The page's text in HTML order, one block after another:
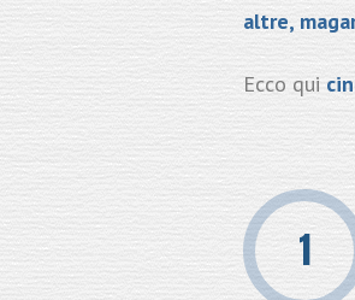
altre,
Ecco qui